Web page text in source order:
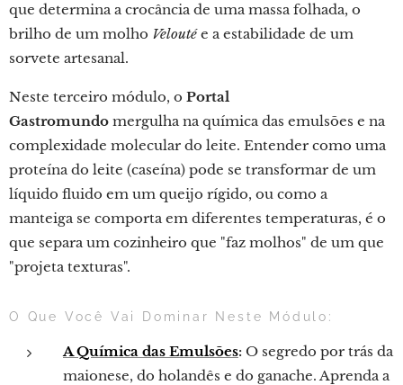
que determina a crocância de uma massa folhada, o
brilho de um molho Veloutée a estabilidade de um
sorvete artesanal.
Neste terceiro módulo, o Portal
Gastromundo mergulha na química das emulsões e na
complexidade molecular do leite. Entender como uma
proteína do leite (caseína) pode se transformar de um
líquido fluido em um queijo rígido, ou como a
manteiga se comporta em diferentes temperaturas, é o
que separa um cozinheiro que "faz molhos" de um que
"projeta texturas".
O Que Você Vai Dominar Neste Módulo:
A Química das Emulsões: O segredo por trás da
maionese, do holandês e do ganache. Aprenda a